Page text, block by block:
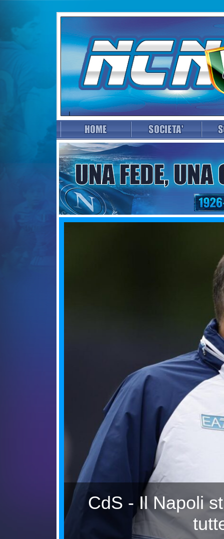
Calciomercato